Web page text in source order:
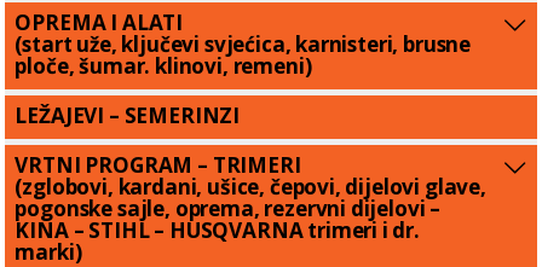
OPREMA I ALATI
(start uže, ključevi svjećica, karnisteri, brusne
ploče, šumar. klinovi, remeni)
LEŽAJEVI – SEMERINZI
VRTNI PROGRAM – TRIMERI
(zglobovi, kardani, ušice, čepovi, dijelovi glave,
pogonske sajle, oprema, rezervni dijelovi –
KINA – STIHL – HUSQVARNA trimeri i dr.
marki)